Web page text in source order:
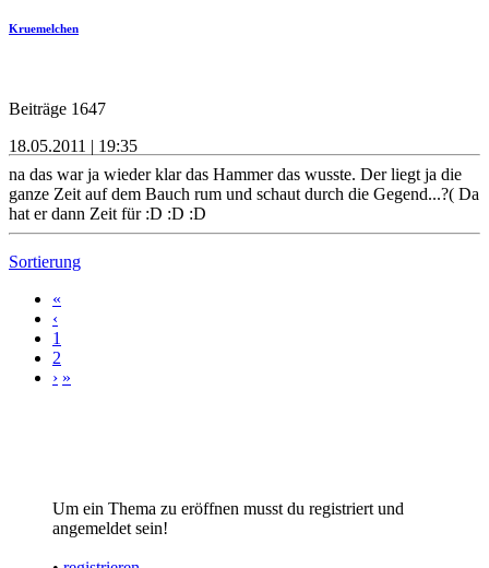
Kruemelchen
Beiträge 1647
18.05.2011 | 19:35
na das war ja wieder klar das Hammer das wusste. Der liegt ja die
ganze Zeit auf dem Bauch rum und schaut durch die Gegend...?( Da
hat er dann Zeit für :D :D :D
Sortierung
«
‹
1
2
› »
Um ein Thema zu eröffnen musst du registriert und
angemeldet sein!